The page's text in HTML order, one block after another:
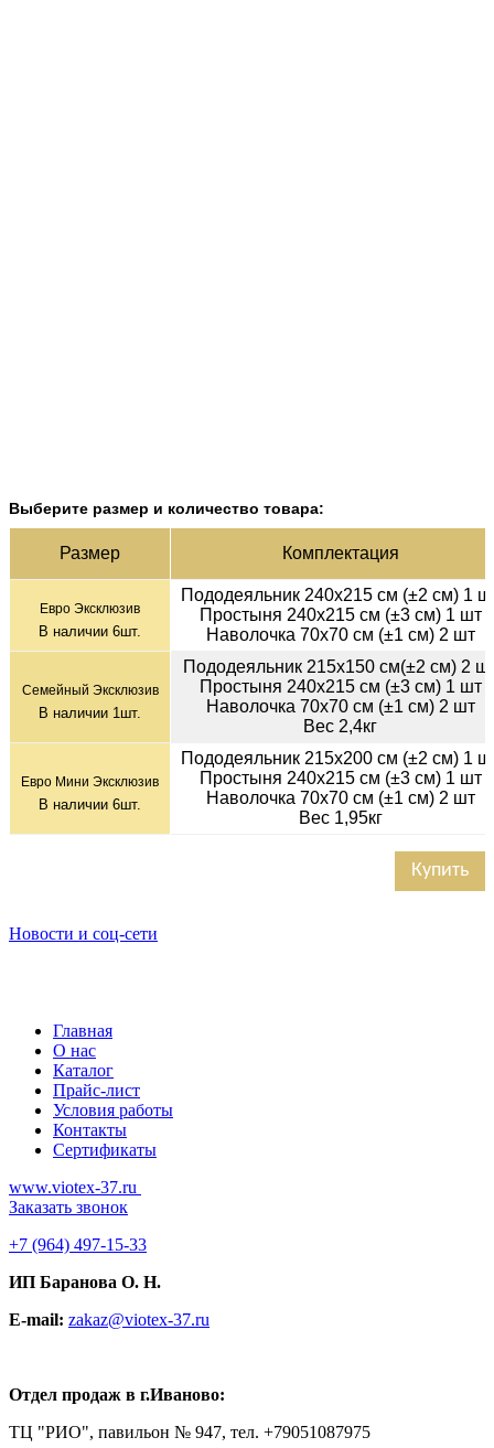
Выберите размер и количество товара:
Раз­мер Ком­плек­тация
Евро Эксклюзив
В наличии 6шт.
Пододеяльник 240х215 см (±2 см) 1
Простыня 240х215 см (±3 см) 1 шт
Наволочка 70х70 см (±1 см) 2 шт
Семейный Эксклюзив
В наличии 1 шт.
Пододеяльник 215х150 см(±2 см) 2
Простыня 240х215 см (±3 см) 1 шт
Наволочка 70х70 см (±1 см) 2 шт
Вес 2,4кг
Евро Мини Эксклюзив
В наличии 6шт.
Пододеяльник 215х200 см (±2 см) 1
Простыня 240х215 см (±3 см) 1 шт
Наволочка 70х70 см (±1 см) 2 шт
Вес 1,95кг
Купить
Новости и соц-сети
Главная
О нас
Каталог
Прайс-лист
Условия работы
Контакты
Сертификаты
www.viotex-37.ru
Заказать звонок
+7 (964) 497-15-33
ИП Баранова О. Н.
E-mail: zakaz@viotex-37.ru
Отдел продаж в г.Иваново:
ТЦ "РИО", павильон № 947, тел. +79051087975